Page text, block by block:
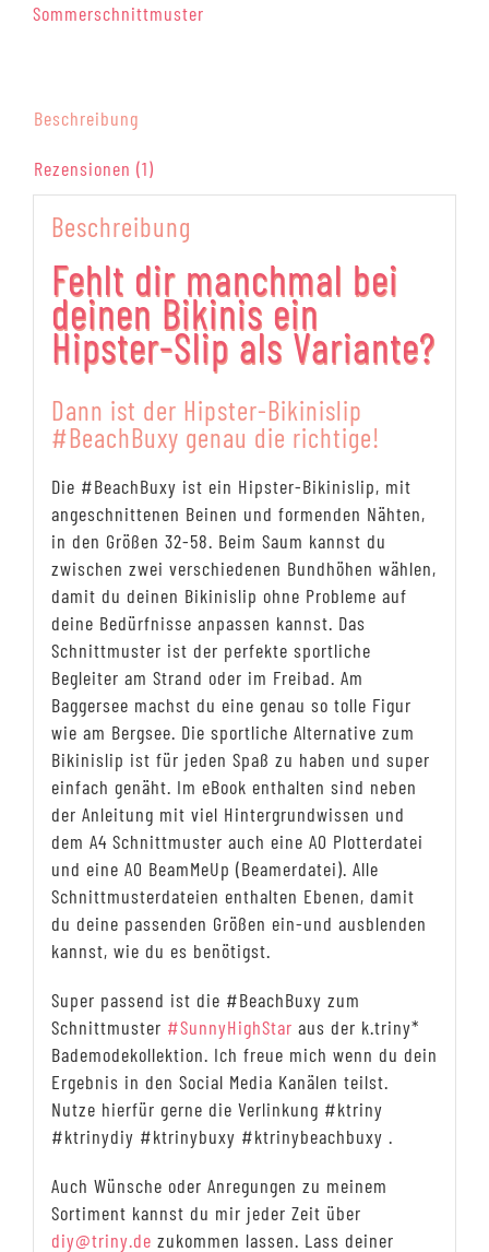
Sommerschnittmuster
Beschreibung
Rezensionen (1)
Beschreibung
Fehlt dir manchmal bei
deinen Bikinis ein
Hipster-Slip als Variante?
Dann ist der Hipster-Bikinislip
#BeachBuxy genau die richtige!
Die #BeachBuxy ist ein Hipster-Bikinislip, mit
angeschnittenen Beinen und formenden Nähten,
in den Größen 32-58. Beim Saum kannst du
zwischen zwei verschiedenen Bundhöhen wählen,
damit du deinen Bikinislip ohne Probleme auf
deine Bedürfnisse anpassen kannst. Das
Schnittmuster ist der perfekte sportliche
Begleiter am Strand oder im Freibad. Am
Baggersee machst du eine genau so tolle Figur
wie am Bergsee. Die sportliche Alternative zum
Bikinislip ist für jeden Spaß zu haben und super
einfach genäht. Im eBook enthalten sind neben
der Anleitung mit viel Hintergrundwissen und
dem A4 Schnittmuster auch eine A0 Plotterdatei
und eine A0 BeamMeUp (Beamerdatei). Alle
Schnittmusterdateien enthalten Ebenen, damit
du deine passenden Größen ein-und ausblenden
kannst, wie du es benötigst.
Super passend ist die #BeachBuxy zum
Schnittmuster #SunnyHighStar aus der k.triny*
Bademodekollektion. Ich freue mich wenn du dein
Ergebnis in den Social Media Kanälen teilst.
Nutze hierfür gerne die Verlinkung #ktriny
#ktrinydiy #ktrinybuxy #ktrinybeachbuxy .
Auch Wünsche oder Anregungen zu meinem
Sortiment kannst du mir jeder Zeit über
diy@triny.de zukommen lassen. Lass deiner